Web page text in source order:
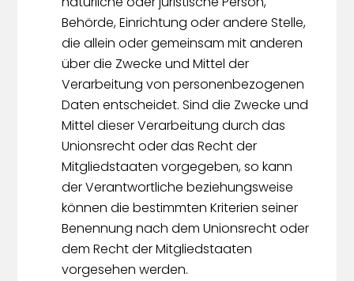
Behörde, Einrichtung oder andere Stelle,
die allein oder gemeinsam mit anderen
über die Zwecke und Mittel der
Verarbeitung von personenbezogenen
Daten entscheidet. Sind die Zwecke und
Mittel dieser Verarbeitung durch das
Unionsrecht oder das Recht der
Mitgliedstaaten vorgegeben, so kann
der Verantwortliche beziehungsweise
können die bestimmten Kriterien seiner
Benennung nach dem Unionsrecht oder
dem Recht der Mitgliedstaaten
vorgesehen werden.